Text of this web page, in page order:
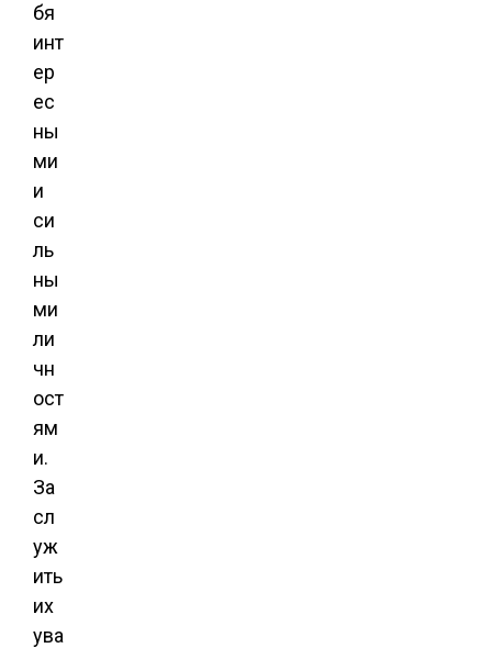
бя
инт
ер
ес
ны
ми
и
си
ль
ны
ми
ли
чн
ост
ям
и.
За
сл
уж
ить
их
ува